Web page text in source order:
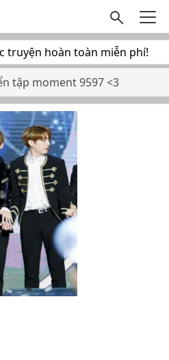
truyện hoàn toàn miễn phí!
tập moment 9597 <3